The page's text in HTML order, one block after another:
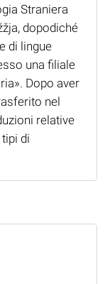
Straniera
dopodiché
di lingue
una filiale
Dopo aver
nel
relative
di